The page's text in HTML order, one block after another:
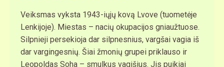
Veiksmas vyksta 1943-iųjų kovą Lvove (tuometėje
Lenkijoje). Miestas – nacių okupacijos gniaužtuose.
Silpnieji persekioja dar silpnesnius, vargšai vagia iš
dar vargingesnių. Šiai žmonių grupei priklauso ir
Leopoldas Soha – smulkus vagišius. Jis puikiai